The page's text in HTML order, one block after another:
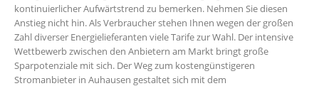
kontinuierlicher Aufwärtstrend zu bemerken. Nehmen Sie diesen
Anstieg nicht hin. Als Verbraucher stehen Ihnen wegen der großen
Zahl diverser Energielieferanten viele Tarife zur Wahl. Der intensive
Wettbewerb zwischen den Anbietern am Markt bringt große
Sparpotenziale mit sich. Der Weg zum kostengünstigeren
Stromanbieter in Auhausen gestaltet sich mit dem